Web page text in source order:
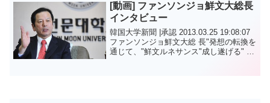
[動画] ファンソンジョ鮮文大総長
インタビュー
韓国大学新聞 |承認 2013.03.25 19:08:07
ファンソンジョ鮮文大総 ​​長"発想の転換を
通じて、"鮮文ルネサンス"成し遂げる" イ